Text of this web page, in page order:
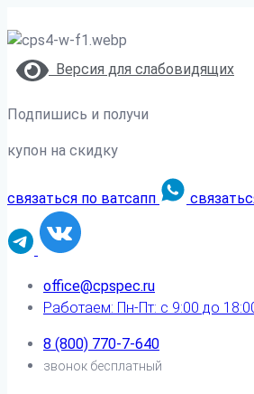
Версия для слабовидящих
Подпишись и получи
купон на скидку
связаться по ватсапп
office@cpspec.ru
Работаем: Пн-Пт: с 9:00 до
8 (800) 770-7-640
звонок бесплатный